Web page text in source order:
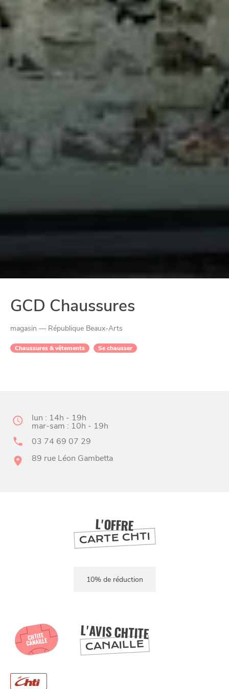
GCD Chaussures
magasin — République Beaux-Arts
Chaussures & vêtements Se chausser
CHTITE
CANAILLE
L'AVIS CHTITE
CANAILLE
lun : 14h - 19h
mar-sam : 10h - 19h
03 74 69 07 29
89 rue Léon Gambetta
L'OFFRE
CARTE CHTI
10% de réduction
BONS PLANS ET ADRESSES
LILLE ET SA RÉGION